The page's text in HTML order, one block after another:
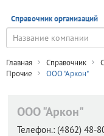
Справочник организаций
Главная Справочник
Прочие
ООО "Аркон"
ООО "Аркон"
Телефон.: (4862) 48-